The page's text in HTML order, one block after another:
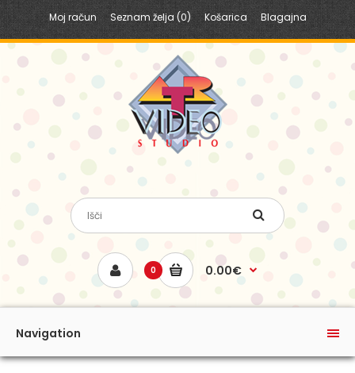
Moj račun Seznam želja (0) Košarica Blagajna
0 0.00€
Navigation